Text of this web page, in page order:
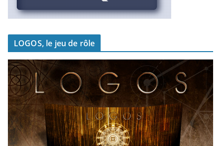
LOGOS, le jeu de rôle